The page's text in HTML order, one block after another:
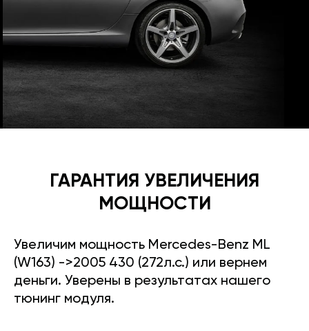
ГАРАНТИЯ УВЕЛИЧЕНИЯ
МОЩНОСТИ
Увеличим мощность Mercedes-Benz ML
(W163) ->2005 430 (272л.с.) или вернем
деньги. Уверены в результатах нашего
тюнинг модуля.